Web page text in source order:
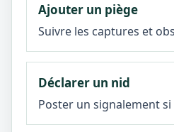
Ajouter un piège
Suivre les captures et
Déclarer un nid
Poster un signalement